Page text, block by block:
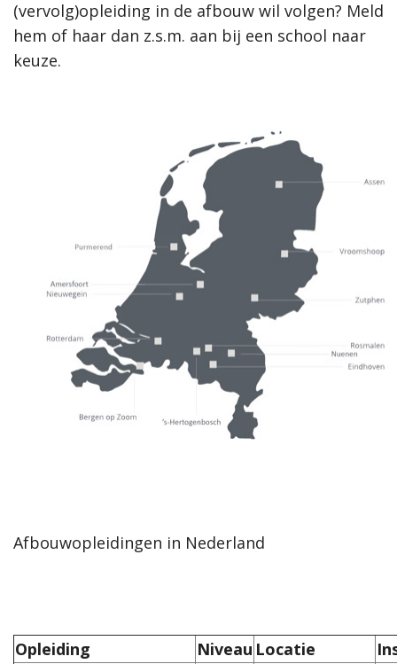
(vervolg)opleiding in de afbouw wil volgen? Meld
hem of haar dan z.s.m. aan bij een school naar
keuze.
Afbouwopleidingen in Nederland
Opleiding Niveau Locatie